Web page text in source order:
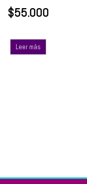
$55.000
Leer más